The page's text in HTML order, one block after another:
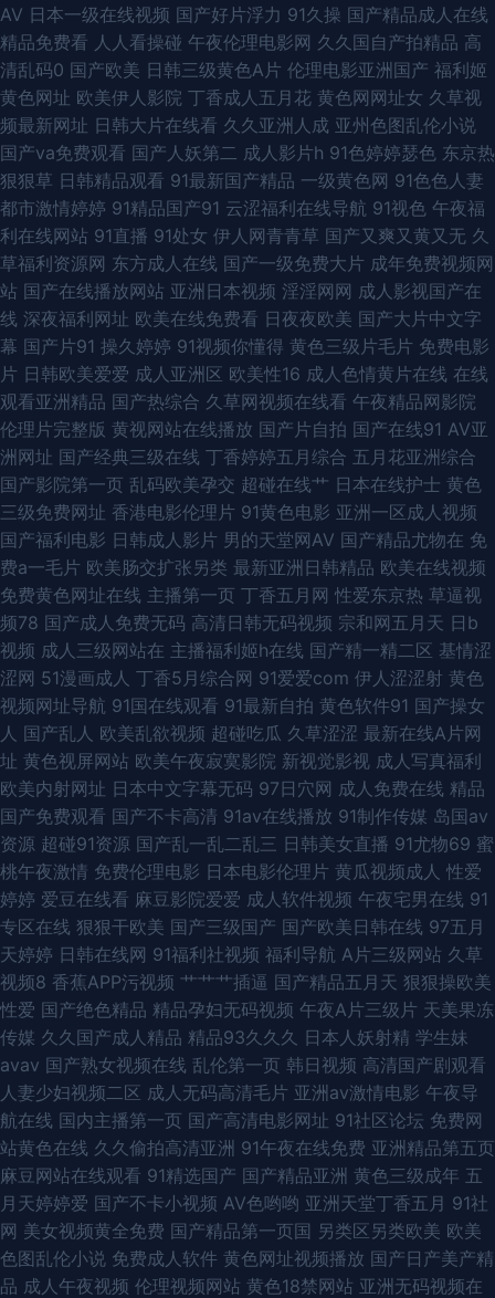
亚洲无毛 欧美精品爱爱 99热国品 欧无不卡 亚洲毛片基地专区 国产欧美撸日
国产精品久草 欧美精品13 午夜男人福利 韩日韩黄色 91免费视频国产 国产精
AV 日本一级在线视频 国产好片浮力 91久操 国产精品成人在线
精品免费看 人人看操碰 午夜伦理电影网 久久国自产拍精品 高
清乱码0 国产欧美 日韩三级黄色A片 伦理电影亚洲国产 福利姬
黄色网址 欧美伊人影院 丁香成人五月花 黄色网网址女 久草视
频最新网址 日韩大片在线看 久久亚洲人成 亚州色图乱伦小说
国产va免费观看 国产人妖第二 成人影片h 91色婷婷瑟色 东京热
狠狠草 日韩精品观看 91最新国产精品 一级黄色网 91色色人妻
都市激情婷婷 91精品国产91 云涩福利在线导航 91视色 午夜福
利在线网站 91直播 91处女 伊人网青青草 国产又爽又黄又无 久
草福利资源网 东方成人在线 国产一级免费大片 成年免费视频网
站 国产在线播放网站 亚洲日本视频 淫淫网网 成人影视国产在
线 深夜福利网址 欧美在线免费看 日夜夜欧美 国产大片中文字
幕 国产片91 操久婷婷 91视频你懂得 黄色三级片毛片 免费电影
片 日韩欧美爱爱 成人亚洲区 欧美性16 成人色情黄片在线 在线
观看亚洲精品 国产热综合 久草网视频在线看 午夜精品网影院
伦理片完整版 黄视网站在线播放 国产片自拍 国产在线91 AV亚
洲网址 国产经典三级在线 丁香婷婷五月综合 五月花亚洲综合
国产影院第一页 乱码欧美孕交 超碰在线艹 日本在线护士 黄色
三级免费网址 香港电影伦理片 91黄色电影 亚洲一区成人视频
国产福利电影 日韩成人影片 男的天堂网AV 国产精品尤物在 免
费a一毛片 欧美肠交扩张另类 最新亚洲日韩精品 欧美在线视频
免费黄色网址在线 主播第一页 丁香五月网 性爱东京热 草逼视
频78 国产成人免费无码 高清日韩无码视频 宗和网五月天 日b
视频 成人三级网站在 主播福利姬h在线 国产精一精二区 基情涩
涩网 51漫画成人 丁香5月综合网 91爱爱com 伊人涩涩射 黄色
视频网址导航 91国在线观看 91最新自拍 黄色软件91 国产操女
人 国产乱人 欧美乱欲视频 超碰吃瓜 久草涩涩 最新在线A片网
址 黄色视屏网站 欧美午夜寂寞影院 新视觉影视 成人写真福利
欧美内射网址 日本中文字幕无码 97日穴网 成人免费在线 精品
国产免费观看 国产不卡高清 91av在线播放 91制作传媒 岛国av
资源 超碰91资源 国产乱一乱二乱三 日韩美女直播 91尤物69 蜜
桃午夜激情 免费伦理电影 日本电影伦理片 黄瓜视频成人 性爱
婷婷 爱豆在线看 麻豆影院爱爱 成人软件视频 午夜宅男在线 91
专区在线 狠狠干欧美 国产三级国产 国产欧美日韩在线 97五月
天婷婷 日韩在线网 91福利社视频 福利导航 A片三级网站 久草
视频8 香蕉APP污视频 艹艹艹插逼 国产精品五月天 狠狠操欧美
性爱 国产绝色精品 精品孕妇无码视频 午夜A片三级片 天美果冻
传媒 久久国产成人精品 精品93久久久 日本人妖射精 学生妹
avav 国产熟女视频在线 乱伦第一页 韩日视频 高清国产剧观看
人妻少妇视频二区 成人无码高清毛片 亚洲av激情电影 午夜导
航在线 国内主播第一页 国产高清电影网址 91社区论坛 免费网
站黄色在线 久久偷拍高清亚洲 91午夜在线免费 亚洲精品第五页
麻豆网站在线观看 91精选国产 国产精品亚洲 黄色三级成年 五
月天婷婷爱 国产不卡小视频 AV色哟哟 亚洲天堂丁香五月 91社
网 美女视频黄全免费 国产精品第一页国 另类区另类欧美 欧美
色图乱伦小说 免费成人软件 黄色网址视频播放 国产日产美产精
品 成人午夜视频 伦理视频网站 黄色18禁网站 亚洲无码视频在